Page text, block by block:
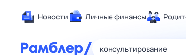
Новости Личные финансы